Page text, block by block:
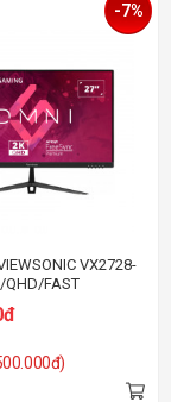
VX2728-
QHD/FAST
-7%